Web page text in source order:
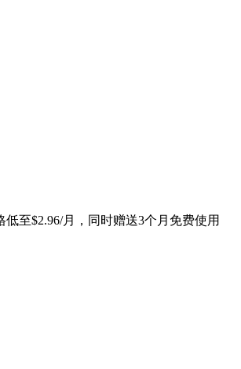
至$2.96/月，同时赠送3个月免费使用